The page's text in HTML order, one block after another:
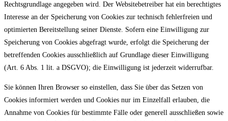
Rechtsgrundlage angegeben wird. Der Websitebetreiber hat ein berechtigtes
Interesse an der Speicherung von Cookies zur technisch fehlerfreien und
optimierten Bereitstellung seiner Dienste. Sofern eine Einwilligung zur
Speicherung von Cookies abgefragt wurde, erfolgt die Speicherung der
betreffenden Cookies ausschließlich auf Grundlage dieser Einwilligung
(Art. 6 Abs. 1 lit. a DSGVO); die Einwilligung ist jederzeit widerrufbar.
Sie können Ihren Browser so einstellen, dass Sie über das Setzen von
Cookies informiert werden und Cookies nur im Einzelfall erlauben, die
Annahme von Cookies für bestimmte Fälle oder generell ausschließen sowie